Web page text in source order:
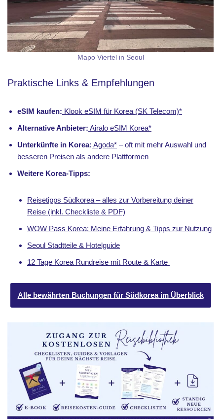
Mapo Viertel in Seoul
Praktische Links & Empfehlungen
eSIM kaufen: Klook eSIM für Korea (SK Telecom)*
Alternative Anbieter: Airalo eSIM Korea*
Unterkünfte in Korea: Agoda* – oft mit mehr Auswahl und
besseren Preisen als andere Plattformen
Weitere Korea-Tipps:
Reisetipps Südkorea – alles zur Vorbereitung deiner
Reise (inkl. Checkliste & PDF)
WOW Pass Korea: Meine Erfahrung & Tipps zur Nutzung
Seoul Stadtteile & Hotelguide
12 Tage Korea Rundreise mit Route & Karte
Alle bewährten Buchungen für Südkorea im Überblick